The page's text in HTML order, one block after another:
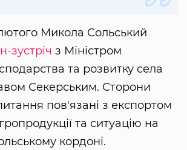
Микола Сольський
зустріч з Міністром
та розвитку села
Секерським. Сторони
пов'язані з експортом
та ситуацію на
кордоні.